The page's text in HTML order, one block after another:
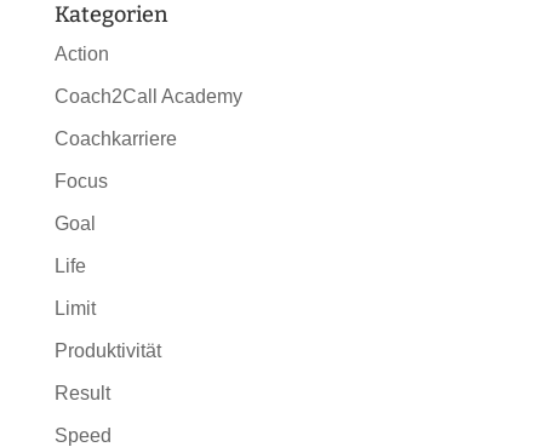
Kategorien
Action
Coach2Call Academy
Coachkarriere
Focus
Goal
Life
Limit
Produktivität
Result
Speed